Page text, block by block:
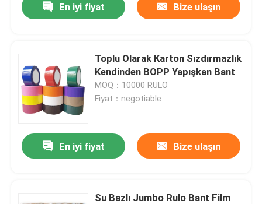
En iyi fiyat Bize ulaşın
Toplu Olarak Karton Sızdırmazlık
Kendinden BOPP Yapışkan Bant
MOQ：10000 RULO
Fiyat：negotiable
En iyi fiyat Bize ulaşın
Su Bazlı Jumbo Rulo Bant Film